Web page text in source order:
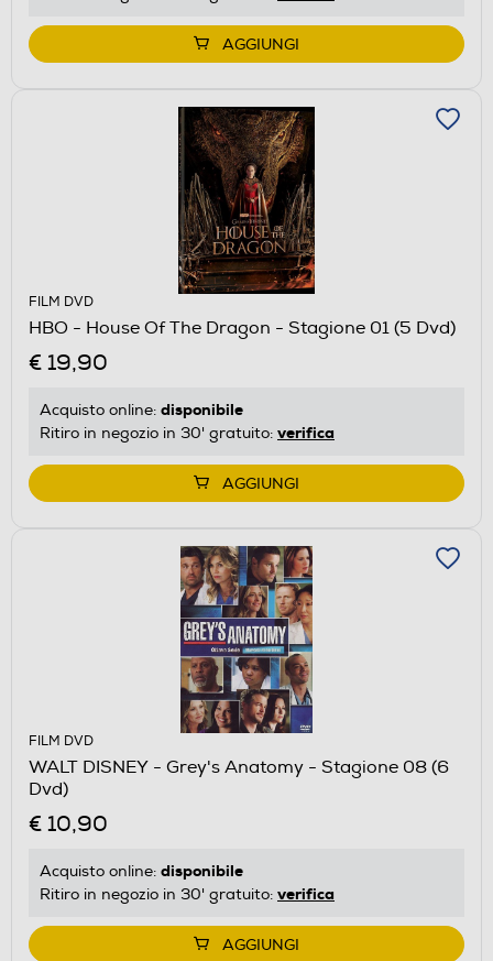
AGGIUNGI
FILM DVD
HBO - House Of The Dragon - Stagione 01 (5 Dvd)
€ 19,90
Acquisto online: disponibile
Ritiro in negozio in 30' gratuito: verifica
AGGIUNGI
FILM DVD
WALT DISNEY - Grey's Anatomy - Stagione 08 (6
Dvd)
€ 10,90
Acquisto online: disponibile
Ritiro in negozio in 30' gratuito: verifica
AGGIUNGI